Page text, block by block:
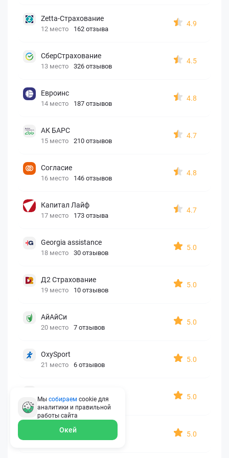
Zetta-Страхование
12 место 162 отзыва
4.9
СберСтрахование
13 место 326 отзывов
4.5
Евроинс
14 место 187 отзывов
4.8
АК БАРС
15 место 210 отзывов
4.7
Согласие
16 место 146 отзывов
4.8
Капитал Лайф
17 место 173 отзыва
4.7
Georgia assistance
18 место 30 отзывов
5.0
Д2 Страхование
19 место 10 отзывов
5.0
АйАйСи
20 место 7 отзывов
5.0
OxySport
21 место 6 отзывов
5.0
22 место 2 отзыва
5.0
Oxy Travel Premium
23 место 1 отзыв
5.0
Мы собираем cookie для
аналитики и правильной
работы сайта
Окей